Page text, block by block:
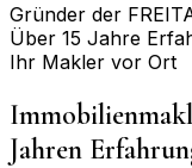
Gründer der
Über 15 Jahre
Ihr Makler vor Ort
Jahren